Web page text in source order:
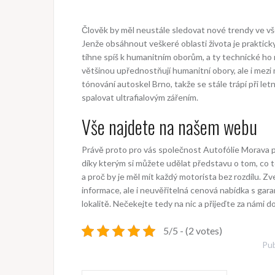
Člověk by měl neustále sledovat nové trendy ve
Jenže obsáhnout veškeré oblasti života je
tíhne spíš k humanitním oborům, a ty technické
většinou upřednostňují humanitní obory, ale i
tónování autoskel Brno, takže se stále trápí při
spalovat ultrafialovým zářením.
Vše najdete na našem webu
Právě proto pro vás společnost Autofólie Morava
díky kterým si můžete udělat představu o tom, co
a proč by je měl mít každý motorista bez rozdílu.
informace, ale i neuvěřitelná cenová nabídka s
lokalitě. Nečekejte tedy na nic a přijeďte za námi
5/5 - (2 votes)